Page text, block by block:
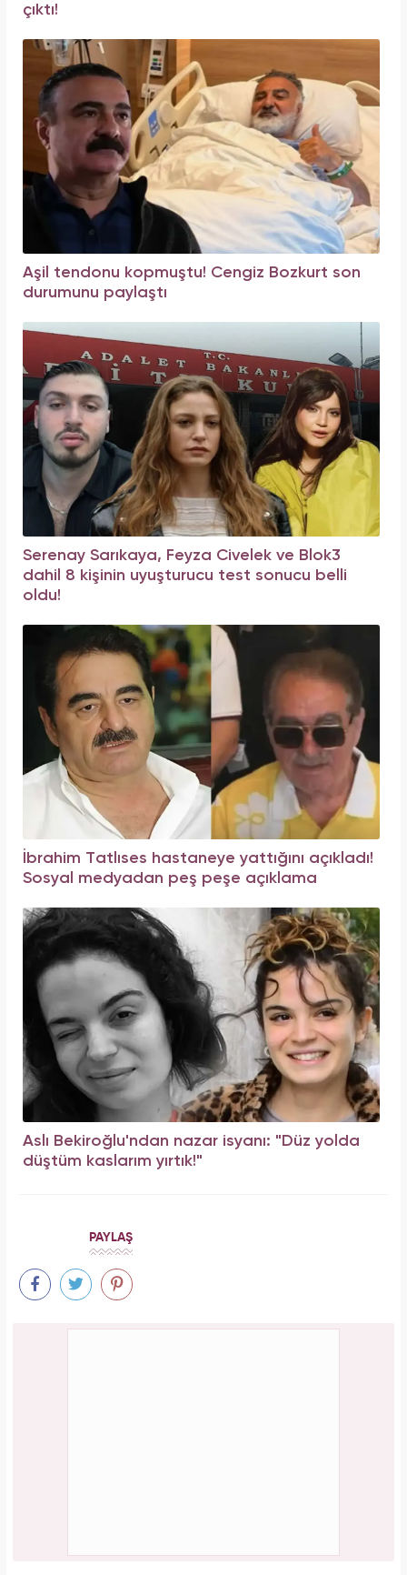
çıktı!
Aşil tendonu kopmuştu! Cengiz Bozkurt son
durumunu paylaştı
Serenay Sarıkaya, Feyza Civelek ve Blok3
dahil 8 kişinin uyuşturucu test sonucu belli
oldu!
İbrahim Tatlıses hastaneye yattığını açıkladı!
Sosyal medyadan peş peşe açıklama
Aslı Bekiroğlu'ndan nazar isyanı: "Düz yolda
düştüm kaslarım yırtık!"
PAYLAŞ